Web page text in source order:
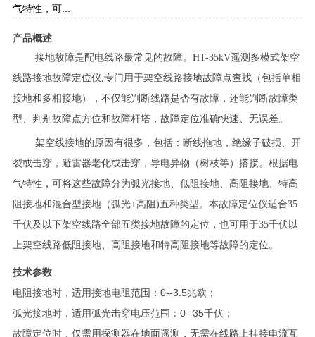
气特性，可...
产品概述
接地故障是配电线路最常见的故障。HT-35kV遥测多模式架空
线路接地故障定位仪,专门用于架空线路接地故障点查找（包括单相
接地和多相接地），不仅能判断线路是否有故障，还能判断故障类
型、判别故障点方位和故障杆塔，故障定位准确快速、无误差。
架空线接地的原因有很多，包括：断线拖地，绝缘子破损、开
裂或击穿，避雷器老化或击穿，导电异物（树枝等）搭接。根据电
气特性，可将这些故障分为弧光接地、低阻接地、高阻接地、特高
阻接地和混合型接地（弧光+高阻)五种类型。本故障定位仪适合35
千伏及以下架空线路全部五类接地故障的定位，也可用于35千伏以
上架空线路低阻接地、高阻接地和特高阻接地等故障的定位。
技术参数
电阻接地时，适用接地电阻范围：0--3.5兆欧；
弧光接地时，适用弧光击穿电压范围：0--35千伏；
故障定位时，仅需用探测器在地面遥测，无需在线路上挂接电流互